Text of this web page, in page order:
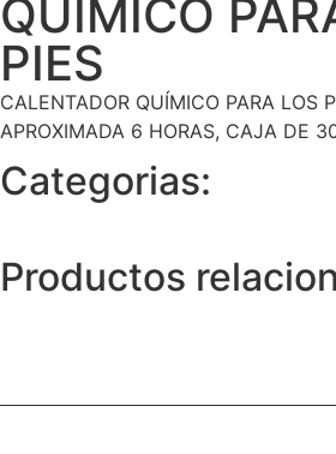
QUÍMICO
PIES
CALENTADOR QUÍMICO PARA LOS
APROXIMADA 6 HORAS, CAJA DE
Categorias:
Productos